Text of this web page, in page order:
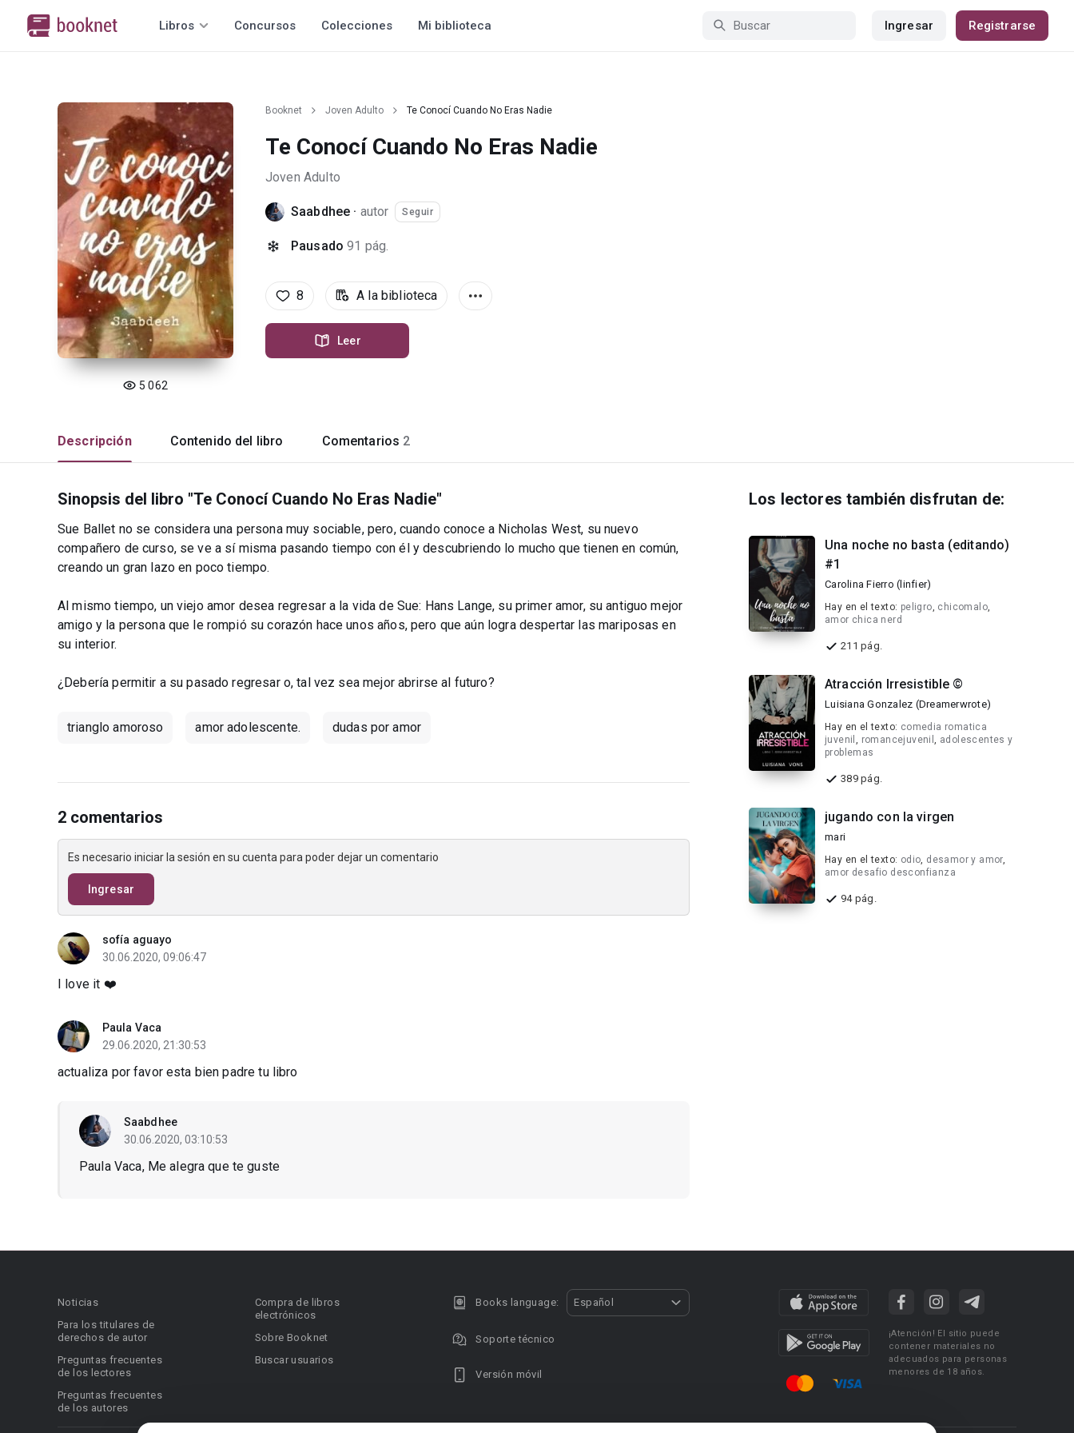
Libros Concursos Colecciones Mi biblioteca Ingresar Registrarse
5 062
Booknet Joven Adulto Te Conocí Cuando No Eras Nadie
Te Conocí Cuando No Eras Nadie
Joven Adulto
Saabdhee · autor Seguir
Pausado 91 pág.
8 A la biblioteca
Leer
Descripción Contenido del libro Comentarios 2
Sinopsis del libro "Te Conocí Cuando No Eras Nadie"
Sue Ballet no se considera una persona muy sociable, pero, cuando conoce a Nicholas West, su nuevo
compañero de curso, se ve a sí misma pasando tiempo con él y descubriendo lo mucho que tienen en común,
creando un gran lazo en poco tiempo.
Al mismo tiempo, un viejo amor desea regresar a la vida de Sue: Hans Lange, su primer amor, su antiguo mejor
amigo y la persona que le rompió su corazón hace unos años, pero que aún logra despertar las mariposas en
su interior.
¿Debería permitir a su pasado regresar o, tal vez sea mejor abrirse al futuro?
trianglo amoroso amor adolescente. dudas por amor
2 comentarios
Es necesario iniciar la sesión en su cuenta para poder dejar un comentario
Ingresar
sofía aguayo
30.06.2020, 09:06:47
I love it ❤️
Paula Vaca
29.06.2020, 21:30:53
actualiza por favor esta bien padre tu libro
Saabdhee
30.06.2020, 03:10:53
Paula Vaca, Me alegra que te guste
Los lectores también disfrutan de:
Una noche no basta (editando)
#1
Carolina Fierro (linfier)
Hay en el texto: peligro, chicomalo,
amor chica nerd
211 pág.
Atracción Irresistible ©
Luisiana Gonzalez (Dreamerwrote)
Hay en el texto: comedia romatica
juvenil , romancejuvenil, adolescentes y
problemas
389 pág.
jugando con la virgen
mari
Hay en el texto: odio, desamor y amor,
amor desafio desconfianza
94 pág.
Noticias
Para los titulares de
derechos de autor
Preguntas frecuentes
de los lectores
Preguntas frecuentes
de los autores
Compra de libros
electrónicos
Sobre Booknet
Buscar usuarios
Books language: Español
Soporte técnico
Versión móvil
¡Atención! El sitio puede
contener materiales no
adecuados para personas
menores de 18 años.